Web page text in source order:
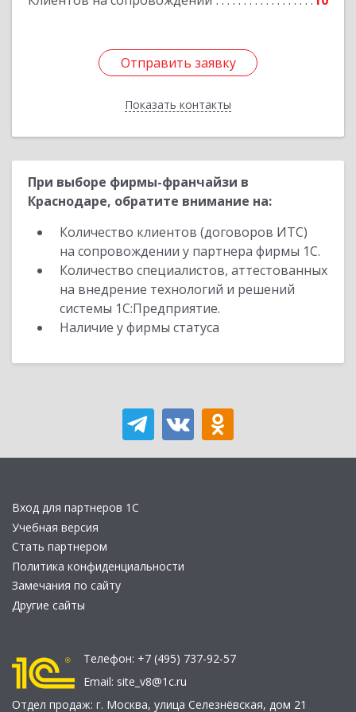
Отправить заявку
Показать контакты
Отправить заявку
Назад
При выборе фирмы-франчайзи в
Краснодаре, обратите внимание на:
Количество клиентов (договоров ИТС)
на сопровождении у партнера фирмы 1С.
Количество специалистов, аттестованных
на внедрение технологий и решений
системы 1С:Предприятие.
Наличие у фирмы статуса
Вход для партнеров 1С
Учебная версия
Стать партнером
Политика конфиденциальности
Замечания по сайту
Другие сайты
Телефон: +7 (495) 737-92-57
Email: site_v8@1c.ru
Отдел продаж: г. Москва, улица Селезнёвская, дом 21